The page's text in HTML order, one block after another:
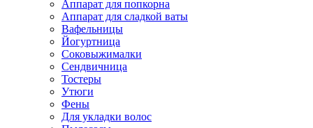
Аппарат для попкорна
Аппарат для сладкой ваты
Вафельницы
Йогуртница
Соковыжималки
Сендвичница
Тостеры
Утюги
Фены
Для укладки волос